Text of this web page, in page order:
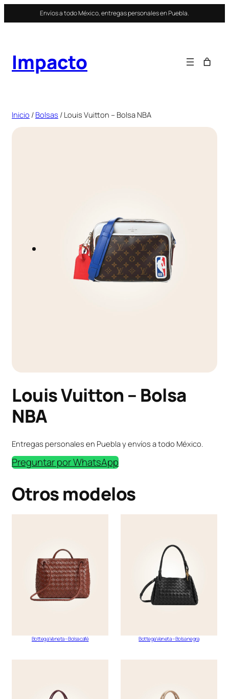
al
Envíos a todo México, entregas personales en Puebla.
Impacto
Inicio / Bolsas / Louis Vuitton – Bolsa NBA
Louis Vuitton – Bolsa
NBA
Entregas personales en Puebla y envíos a todo México.
Preguntar por WhatsApp
Otros modelos
Bottega Veneta – Bolsa café Bottega Veneta – Bolsa negra